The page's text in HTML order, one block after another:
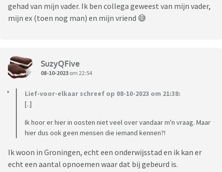
gehad van mijn vader. Ik ben collega geweest van mijn vader,
mijn ex (toen nog man) en mijn vriend 😅
SuzyQFive
08-10-2023 om 22:54
Lief-voor-elkaar schreef op 08-10-2023 om 21:38:
[..]
Ik hoor er hier in oosten niet veel over vandaar m'n vraag. Maar
hier dus ook geen mensen die iemand kennen?!
Ik woon in Groningen, echt een onderwijsstad en ik kan er
echt een aantal opnoemen waar dat bij gebeurd is.